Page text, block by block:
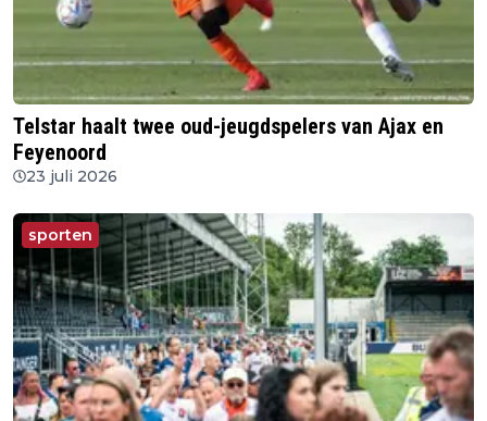
Telstar haalt twee oud-jeugdspelers van Ajax en
Feyenoord
23 juli 2026
sporten